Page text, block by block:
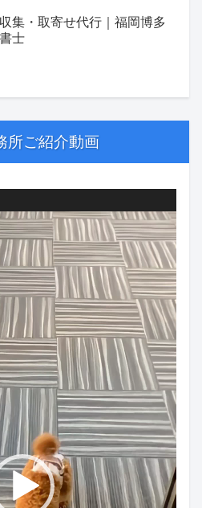
集・取寄せ代行｜福岡博多
士
所ご紹介動画